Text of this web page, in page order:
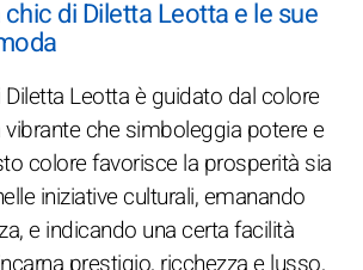
di Diletta Leotta e le sue
Leotta è guidato dal colore
che simboleggia potere e
colore favorisce la prosperità sia
iniziative culturali, emanando
e indicando una certa facilità